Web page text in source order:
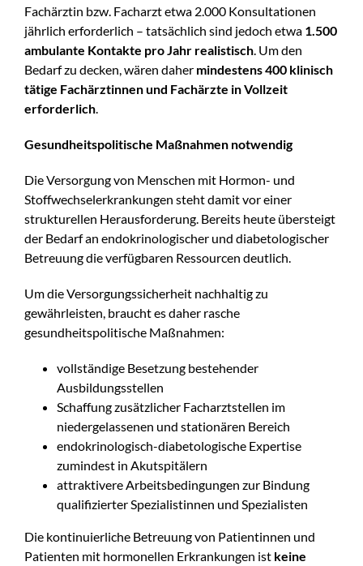
Fachärztin bzw. Facharzt etwa 2.000 Konsultationen
jährlich erforderlich – tatsächlich sind jedoch etwa 1.500
ambulante Kontakte pro Jahr realistisch. Um den
Bedarf zu decken, wären daher mindestens 400 klinisch
tätige Fachärztinnen und Fachärzte in Vollzeit
erforderlich.
Gesundheitspolitische Maßnahmen notwendig
Die Versorgung von Menschen mit Hormon- und
Stoffwechselerkrankungen steht damit vor einer
strukturellen Herausforderung. Bereits heute übersteigt
der Bedarf an endokrinologischer und diabetologischer
Betreuung die verfügbaren Ressourcen deutlich.
Um die Versorgungssicherheit nachhaltig zu
gewährleisten, braucht es daher rasche
gesundheitspolitische Maßnahmen:
vollständige Besetzung bestehender
Ausbildungsstellen
Schaffung zusätzlicher Facharztstellen im
niedergelassenen und stationären Bereich
endokrinologisch-diabetologische Expertise
zumindest in Akutspitälern
attraktivere Arbeitsbedingungen zur Bindung
qualifizierter Spezialistinnen und Spezialisten
Die kontinuierliche Betreuung von Patientinnen und
Patienten mit hormonellen Erkrankungen ist keine